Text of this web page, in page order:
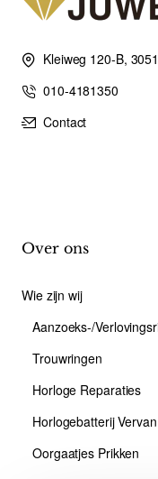
Kleiweg 120-B,
010-4181350
Contact
Over ons
Wie zijn wij
Trouwringen
Horloge Reparaties
Oorgaatjes Prikken